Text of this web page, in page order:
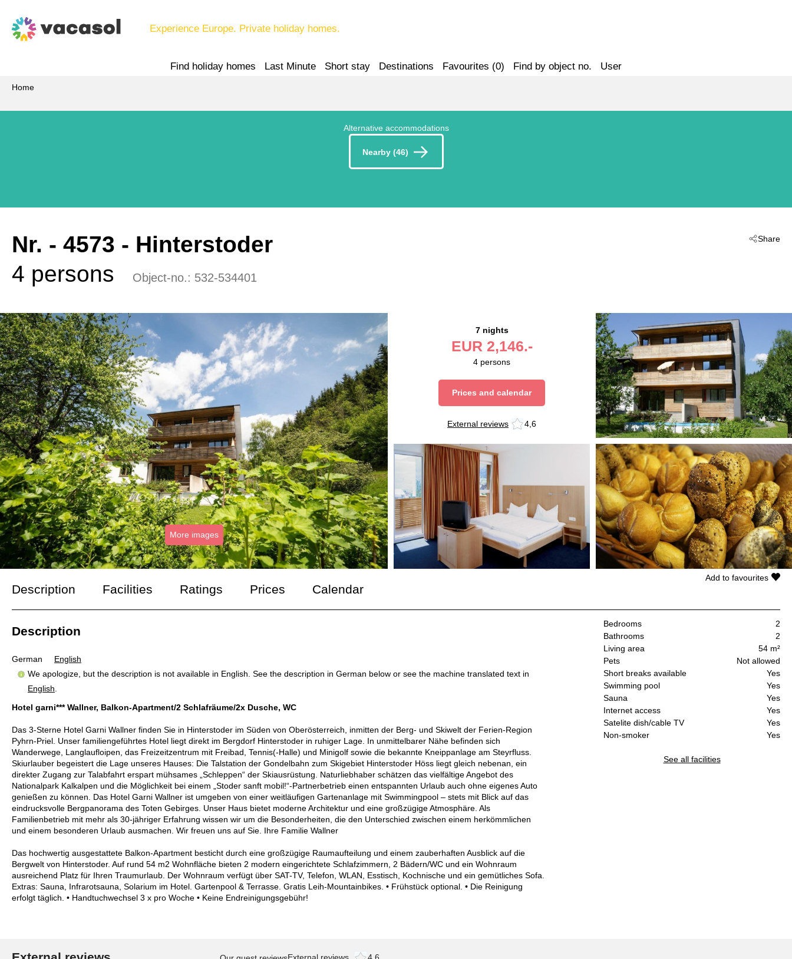
Experience Europe. Private holiday homes.
Find holiday homes Last Minute Short stay Destinations Favourites (0) Find by object no. User
Home
Alternative accommodations
Nearby (46)
Share
Nr. - 4573 - Hinterstoder
4 persons
Object-no.: 532-534401
More images
7 nights
EUR 2,146.-
4 persons
Prices and calendar
External reviews 4,6
Description Facilities Ratings Prices Calendar
Bedrooms
2
Bathrooms
2
Living area
54 m²
Pets
Not allowed
Short breaks available
Yes
Swimming pool
Yes
Sauna
Yes
Internet access
Yes
Satelite dish/cable TV
Yes
Non-smoker
Yes
See all facilities
Add to favourites
Description
German
English
We apologize, but the description is not available in English. See the description in German below or see the machine translated text in
English.
Hotel garni*** Wallner, Balkon-Apartment/2 Schlafräume/2x Dusche, WC
Das 3-Sterne Hotel Garni Wallner finden Sie in Hinterstoder im Süden von Oberösterreich, inmitten der Berg- und Skiwelt der Ferien-Region
Pyhrn-Priel. Unser familiengeführtes Hotel liegt direkt im Bergdorf Hinterstoder in ruhiger Lage. In unmittelbarer Nähe befinden sich
Wanderwege, Langlaufloipen, das Freizeitzentrum mit Freibad, Tennis(-Halle) und Minigolf sowie die bekannte Kneippanlage am Steyrfluss.
Skiurlauber begeistert die Lage unseres Hauses: Die Talstation der Gondelbahn zum Skigebiet Hinterstoder Höss liegt gleich nebenan, ein
direkter Zugang zur Talabfahrt erspart mühsames „Schleppen“ der Skiausrüstung. Naturliebhaber schätzen das vielfältige Angebot des
Nationalpark Kalkalpen und die Möglichkeit bei einem „Stoder sanft mobil!“-Partnerbetrieb einen entspannten Urlaub auch ohne eigenes Auto
genießen zu können. Das Hotel Garni Wallner ist umgeben von einer weitläufigen Gartenanlage mit Swimmingpool – stets mit Blick auf das
eindrucksvolle Bergpanorama des Toten Gebirges. Unser Haus bietet moderne Architektur und eine großzügige Atmosphäre. Als
Familienbetrieb mit mehr als 30-jähriger Erfahrung wissen wir um die Besonderheiten, die den Unterschied zwischen einem herkömmlichen
und einem besonderen Urlaub ausmachen. Wir freuen uns auf Sie. Ihre Familie Wallner
Das hochwertig ausgestattete Balkon-Apartment besticht durch eine großzügige Raumaufteilung und einem zauberhaften Ausblick auf die
Bergwelt von Hinterstoder. Auf rund 54 m2 Wohnfläche bieten 2 modern eingerichtete Schlafzimmern, 2 Bädern/WC und ein Wohnraum
ausreichend Platz für Ihren Traumurlaub. Der Wohnraum verfügt über SAT-TV, Telefon, WLAN, Esstisch, Kochnische und ein gemütliches Sofa.
Extras: Sauna, Infrarotsauna, Solarium im Hotel. Gartenpool & Terrasse. Gratis Leih-Mountainbikes. • Frühstück optional. • Die Reinigung
erfolgt täglich. • Handtuchwechsel 3 x pro Woche • Keine Endreinigungsgebühr!